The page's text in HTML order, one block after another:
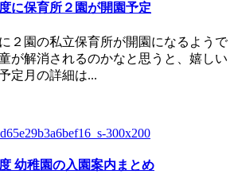
に保育所２園が開園予定
２園の私立保育所が開園になるようで
が解消されるのかなと思うと、嬉しい
定月の詳細は...
幼稚園の入園案内まとめ